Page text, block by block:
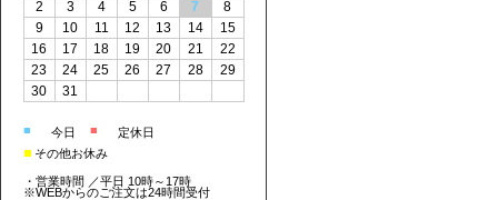
2
3 4 5 6 7
8
9
10 11 12 13 14
15
16
17 18 19 20 21
22
23
24 25 26 27 28
29
30
31
■ 今日 ■ 定休日
■ その他お休み
・営業時間 ／平日 10時～17時
※WEBからのご注文は24時間受付